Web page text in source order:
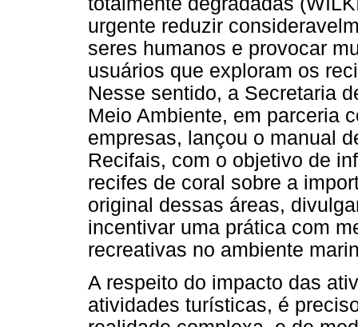
urgente reduzir
seres humanos e provocar
usuários que exploram os
Nesse sentido, a Secretaria
Meio Ambiente, em parceria
empresas, lançou o manual
Recifais, com o objetivo de
recifes de coral sobre a
original dessas áreas,
incentivar uma prática com
recreativas no ambiente
A respeito do impacto das
atividades turísticas, é